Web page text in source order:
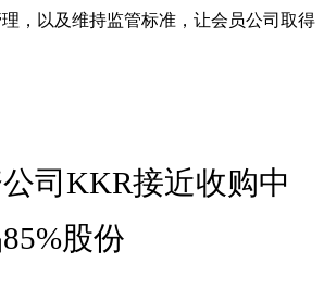
，以及维持监管标准，让会员公司取得
司KKR接近收购中
股份